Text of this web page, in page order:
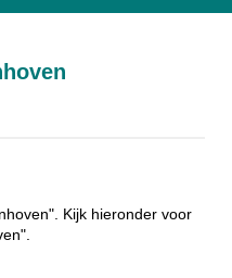
Kijk hieronder voor